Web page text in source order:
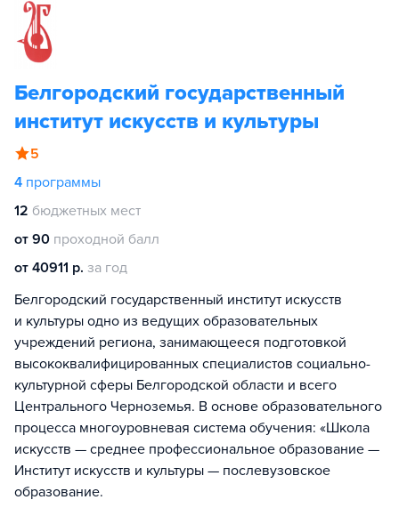
Белгородский государственный
институт искусств и культуры
5
4 программы
12 бюджетных мест
от 90 проходной балл
от 40911 р. за год
Белгородский государственный институт искусств
и культуры одно из ведущих образовательных
учреждений региона, занимающееся подготовкой
высококвалифицированных специалистов социально-
культурной сферы Белгородской области и всего
Центрального Черноземья. В основе образовательного
процесса многоуровневая система обучения: «Школа
искусств — среднее профессиональное образование —
Институт искусств и культуры — послевузовское
образование.